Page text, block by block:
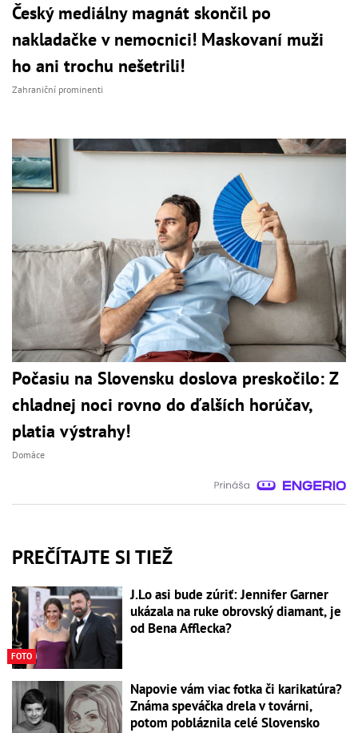
Český mediálny magnát skončil po
nakladačke v nemocnici! Maskovaní muži
ho ani trochu nešetrili!
Zahraniční prominenti
Počasiu na Slovensku doslova preskočilo: Z
chladnej noci rovno do ďalších horúčav,
platia výstrahy!
Domáce
PREČÍTAJTE SI TIEŽ
FOTO
J.Lo asi bude zúriť: Jennifer Garner
ukázala na ruke obrovský diamant, je
od Bena Afflecka?
Napovie vám viac fotka či karikatúra?
Známa speváčka drela v továrni,
potom pobláznila celé Slovensko